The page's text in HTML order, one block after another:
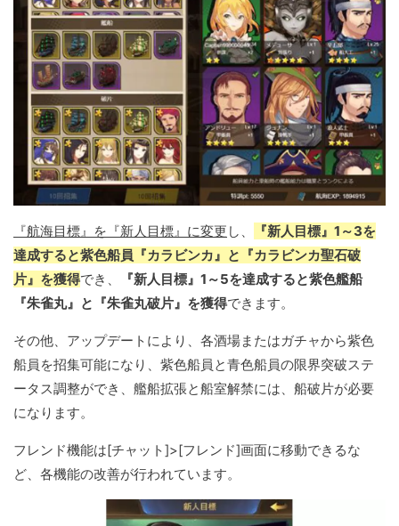
『航海目標』を『新人目標』に変更 し、
『新人目標』1～3を
達成すると紫色船員『カラビンカ』と『カラビンカ聖石破
片』を獲得でき、
『新人目標』1～5を達成すると紫色艦船
『朱雀丸』と『朱雀丸破片』を獲得できます。
その他、アップデートにより、各酒場またはガチャから紫色
船員を招集可能になり、紫色船員と青色船員の限界突破ステ
ータス調整ができ、艦船拡張と船室解禁には、船破片が必要
になります。
フレンド機能は[チャット]>[フレンド]画面に移動できるな
ど、各機能の改善が行われています。